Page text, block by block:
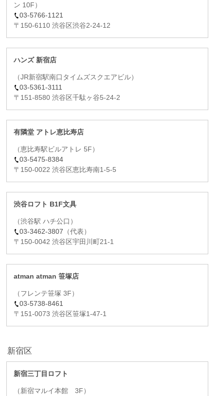
ン 10F）
03-5766-1121
〒150-6110 渋谷区渋谷2-24-12
ハンズ 新宿店
（JR新宿駅南口タイムズスクエアビル）
03-5361-3111
〒151-8580 渋谷区千駄ヶ谷5-24-2
有隣堂 アトレ恵比寿店
（恵比寿駅ビルアトレ 5F）
03-5475-8384
〒150-0022 渋谷区恵比寿南1-5-5
渋谷ロフト B1F文具
（渋谷駅 ハチ公口）
03-3462-3807 （代表）
〒150-0042 渋谷区宇田川町21-1
atman atman 笹塚店
（フレンテ笹塚 3F）
03-5738-8461
〒151-0073 渋谷区笹塚1-47-1
新宿区
新宿三丁目ロフト
（新宿マルイ本館 3F）